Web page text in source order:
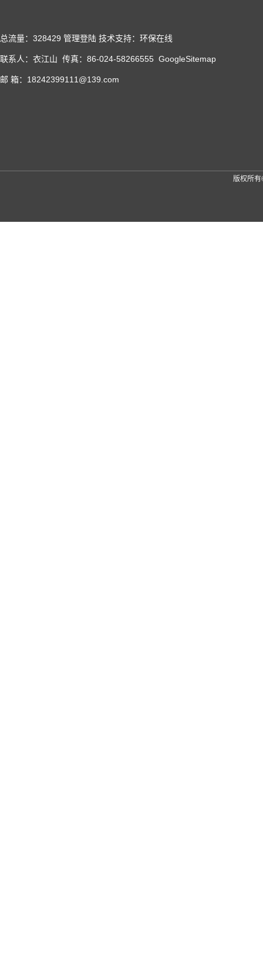
总流量：328429 管理登陆 技术支持： 环保在线
联系人：衣江山 传真：86-024-58266555 GoogleSitemap
邮 箱：18242399111@139.com
版权所